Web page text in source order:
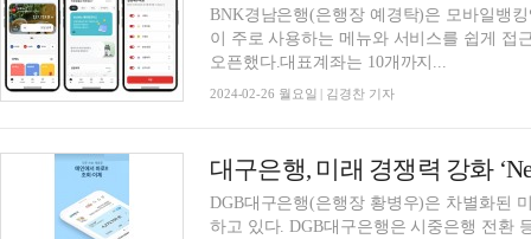
BNK경남은행(은행장 예경탁)은 모바일뱅
이 주로 사용하는 메뉴와 서비스를 쉽게 접
오픈했다.대표계좌는 10개까지...
2024-02-26 월요일 | 김경찬 기자
DGB대구은행(은행장 황병우)은 차별화된
하고 있다. DGB대구은행은 시중은행 전환